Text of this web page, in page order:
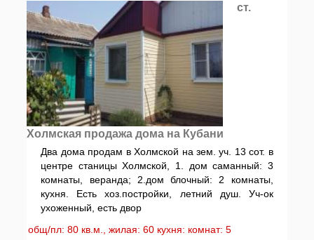
ст.
Холмская продажа дома на Кубани
Два дома продам в Холмской на зем. уч. 13 сот. в
центре станицы Холмской, 1. дом саманный: 3
комнаты, веранда; 2.дом блочный: 2 комнаты,
кухня. Есть хоз.постройки, летний душ. Уч-ок
ухоженный, есть двор
общ/пл: 80 кв.м., жилая: 60 кухня: комнат: 5